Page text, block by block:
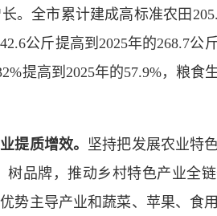
。全市累计建成高标准农田
公斤提高到2025年的268.7公
提高到2025年的57.9%，粮食
提质增效。 坚持把发展农业特
品牌，推动乡村特色产业全
势主导产业和蔬菜、苹果、食